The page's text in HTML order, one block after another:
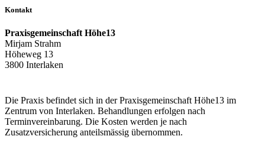
Kontakt
Praxisgemeinschaft Höhe13
Mirjam Strahm
Höheweg 13
3800 Interlaken
Die Praxis befindet sich in der Praxisgemeinschaft Höhe13 im
Zentrum von Interlaken. Behandlungen erfolgen nach
Terminvereinbarung. Die Kosten werden je nach
Zusatzversicherung anteilsmässig übernommen.